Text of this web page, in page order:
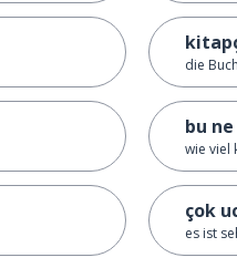
die
bu
wie viel
çok
es ist